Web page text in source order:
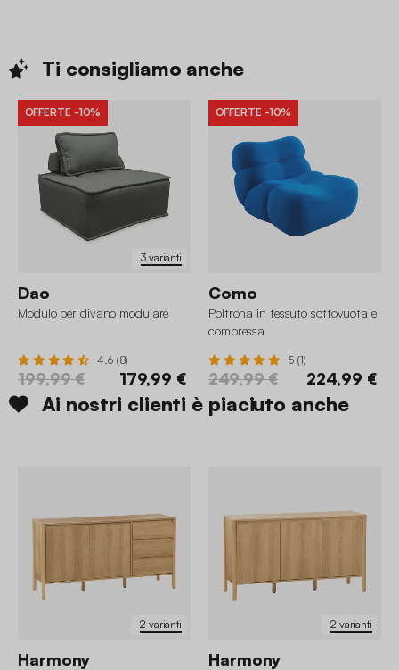
Ti consigliamo anche
3 varianti
OFFERTE -10%
Dao
Modulo per divano modulare
4.6 (8)
199,99 € 179,99 €
OFFERTE -10%
Como
Poltrona in tessuto sottovuota e
compressa
5 (1)
249,99 € 224,99 €
Ai nostri clienti è piaciuto anche
2 varianti
Harmony
2 varianti
Harmony